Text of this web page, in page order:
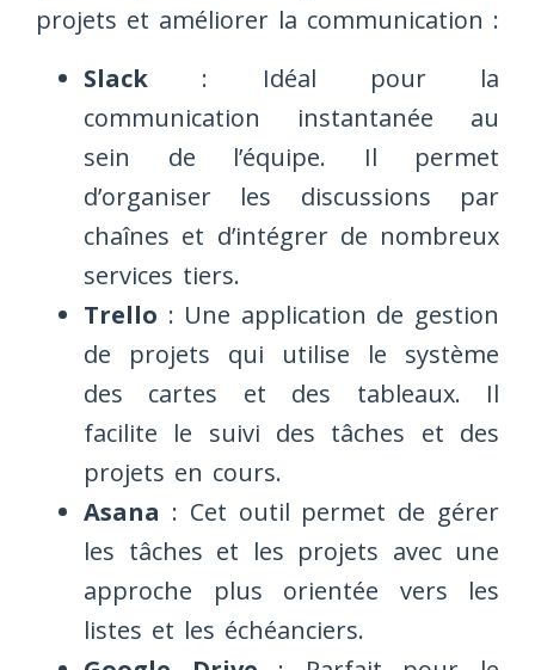
projets et améliorer la communication :
Slack : Idéal pour la
communication instantanée au
sein de l’équipe. Il permet
d’organiser les discussions par
chaînes et d’intégrer de nombreux
services tiers.
Trello : Une application de gestion
de projets qui utilise le système
des cartes et des tableaux. Il
facilite le suivi des tâches et des
projets en cours.
Asana : Cet outil permet de gérer
les tâches et les projets avec une
approche plus orientée vers les
listes et les échéanciers.